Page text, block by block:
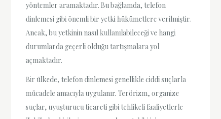
yöntemler aramaktadır. Bu bağlamda, telefon
dinlemesi gibi önemli bir yetki hükümetlere verilmiştir.
Ancak, bu yetkinin nasıl kullanılabileceği ve hangi
durumlarda geçerli olduğu tartışmalara yol
açmaktadır.
Bir ülkede, telefon dinlemesi genellikle ciddi suçlarla
mücadele amacıyla uygulanır. Terörizm, organize
suçlar, uyuşturucu ticareti gibi tehlikeli faaliyetlerle